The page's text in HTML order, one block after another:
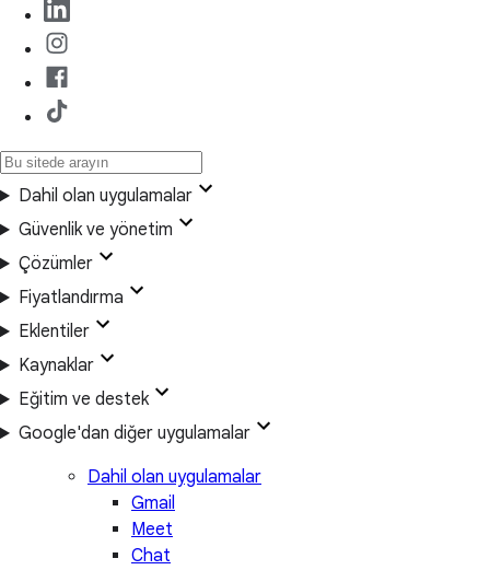
Dahil olan uygulamalar
Güvenlik ve yönetim
Çözümler
Fiyatlandırma
Eklentiler
Kaynaklar
Eğitim ve destek
Google'dan diğer uygulamalar
Dahil olan uygulamalar
Gmail
Meet
Chat